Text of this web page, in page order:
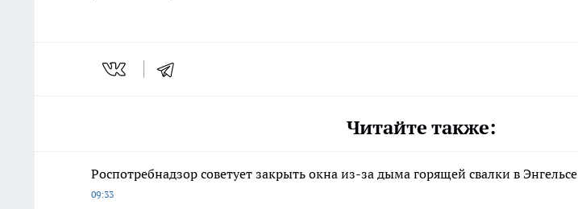
Читайте также:
Роспотребнадзор советует закрыть окна из-за дыма горящей свалки в Энгельсе
09:33